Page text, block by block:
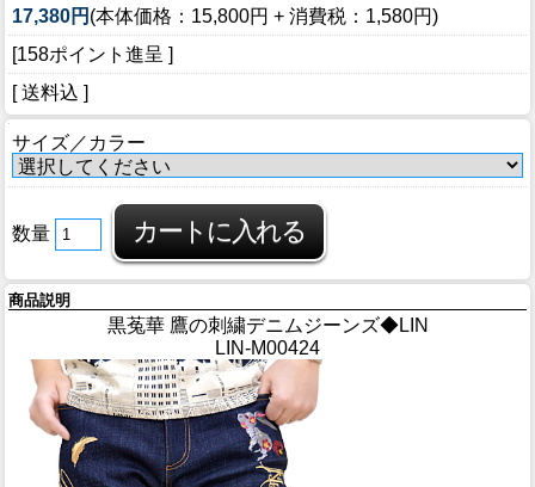
17,380円 (本体価格：15,800円 + 消費税：1,580円)
[158ポイント進呈 ]
[ 送料込 ]
サイズ／カラー
数量
商品説明
黒菟華 鷹の刺繍デニムジーンズ◆LIN
LIN-M00424